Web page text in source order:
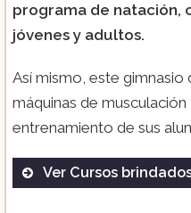
programa de natación,
jóvenes y adultos.
Así mismo, este gimnasio
máquinas de
entrenamiento de sus
Ver Cursos